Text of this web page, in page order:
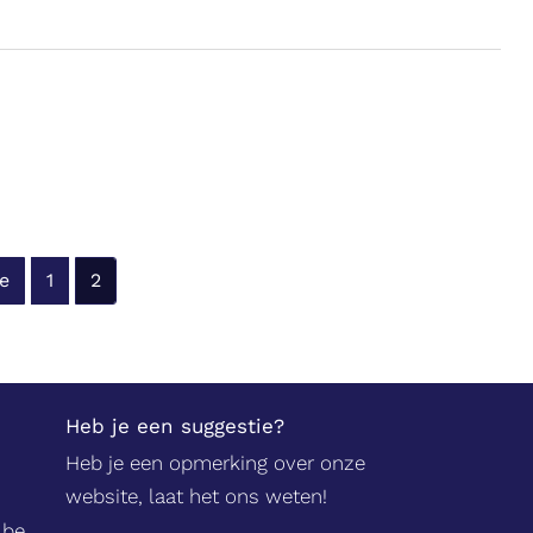
1 2
Heb je een suggestie?
Heb je een opmerking over onze
website, laat het ons weten!